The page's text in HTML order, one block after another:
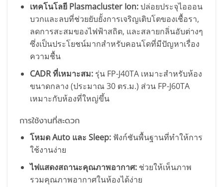
เทคโนโลยี Plasmacluster Ion:ปล่อยประจุไอออน
บวกและลบที่ช่วยยับยั้งการเจริญเติบโตของเชื้อรา,
ลดการสะสมของไฟฟ้าสถิต, และสลายกลิ่นอับต่างๆ
ซึ่งเป็นประโยชน์มากสำหรับคอนโดที่มีปัญหาเรื่อง
ความชื้น
CADR ที่เหมาะสม:รุ่น FP-J40TA เหมาะสำหรับห้อง
ขนาดกลาง (ประมาณ 30 ตร.ม.) ส่วน FP-J60TA
เหมาะกับห้องที่ใหญ่ขึ้น
การใช้งานที่สะดวก
โหมด Auto และ Sleep:ฟังก์ชันพื้นฐานที่ทำให้การ
ใช้งานง่าย
ไฟแสดงสถานะคุณภาพอากาศ:ช่วยให้เห็นภาพ
รวมคุณภาพอากาศในห้องได้ง่าย